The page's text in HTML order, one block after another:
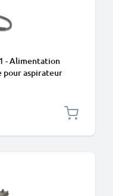
- Alimentation
pour aspirateur